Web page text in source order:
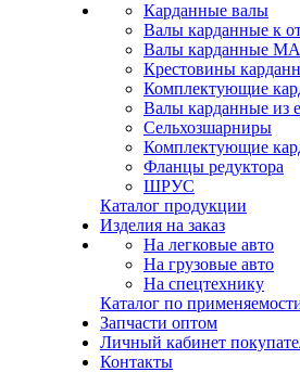
Карданные валы
Валы карданные к
Валы карданные
Крестовины
Комплектующие
Валы карданные из
Сельхозшарниры
Комплектующие
Фланцы редуктора
ШРУС
Каталог продукции
Изделия на заказ
На легковые авто
На грузовые авто
На спецтехнику
Каталог по
Запчасти оптом
Личный кабинет
Контакты